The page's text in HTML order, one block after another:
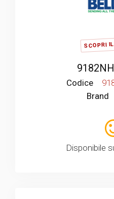
SCOPRI
Codice
Brand
Disponibile